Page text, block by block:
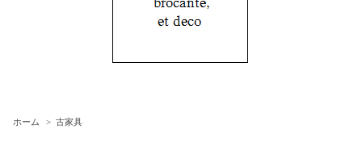
ホーム > 古家具